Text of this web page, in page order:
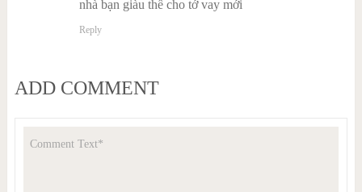
nhà bạn giàu thế cho tớ vay mới
Reply
ADD COMMENT